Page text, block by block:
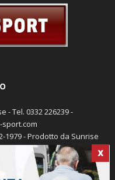
X
- Tel. 0332 226239 -
1979 - Prodotto da Sunrise
Marocco -Cookie policy